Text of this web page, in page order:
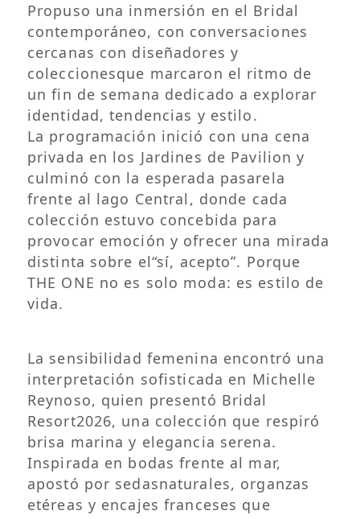
Propuso una inmersión en el Bridal
contemporáneo, con conversaciones
cercanas con diseñadores y
coleccionesque marcaron el ritmo de
un fin de semana dedicado a explorar
identidad, tendencias y estilo.
La programación inició con una cena
privada en los Jardines de Pavilion y
culminó con la esperada pasarela
frente al lago Central, donde cada
colección estuvo concebida para
provocar emoción y ofrecer una mirada
distinta sobre el“sí, acepto”. Porque
THE ONE no es solo moda: es estilo de
vida.
La sensibilidad femenina encontró una
interpretación sofisticada en Michelle
Reynoso, quien presentó Bridal
Resort2026, una colección que respiró
brisa marina y elegancia serena.
Inspirada en bodas frente al mar,
apostó por sedasnaturales, organzas
etéreas y encajes franceses que